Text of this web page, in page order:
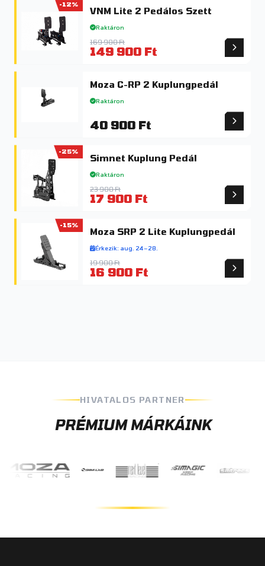
-12%
VNM Lite 2 Pedálos Szett
Raktáron
169 900 Ft
149 900 Ft
Moza C-RP 2 Kuplungpedál
Raktáron
40 900 Ft
-25%
Simnet Kuplung Pedál
Raktáron
23 900 Ft
17 900 Ft
-15%
Moza SRP 2 Lite Kuplungpedál
Érkezik: aug. 24–28.
19 900 Ft
16 900 Ft
HIVATALOS PARTNER
PRÉMIUM MÁRKÁINK